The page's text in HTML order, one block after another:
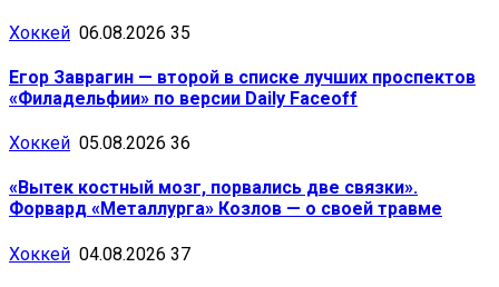
Хоккей 06.08.2026 35
Егор Заврагин — второй в списке лучших проспектов
«Филадельфии» по версии Daily Faceoff
Хоккей 05.08.2026 36
«Вытек костный мозг, порвались две связки».
Форвард «Металлурга» Козлов — о своей травме
Хоккей 04.08.2026 37